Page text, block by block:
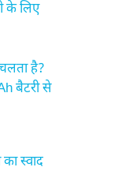
के लिए
है?
बैटरी से
स्वाद